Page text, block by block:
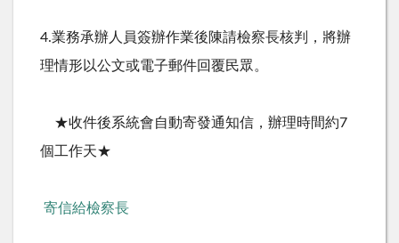
4.業務承辦人員簽辦作業後陳請檢察長核判，將辦
理情形以公文或電子郵件回覆民眾。
★收件後系統會自動寄發通知信，辦理時間約7
個工作天★
寄信給檢察長